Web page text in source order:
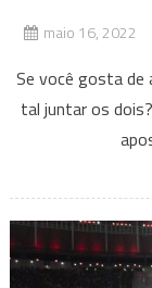
maio 16, 2022
Se você gosta
tal juntar os